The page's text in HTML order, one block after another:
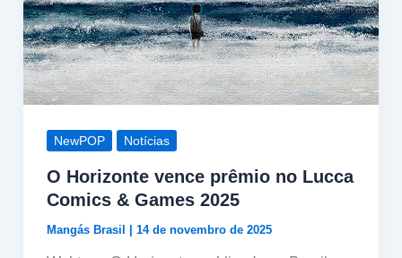
NewPOP Notícias
O Horizonte vence prêmio no Lucca
Comics & Games 2025
Mangás Brasil 14 de novembro de 2025